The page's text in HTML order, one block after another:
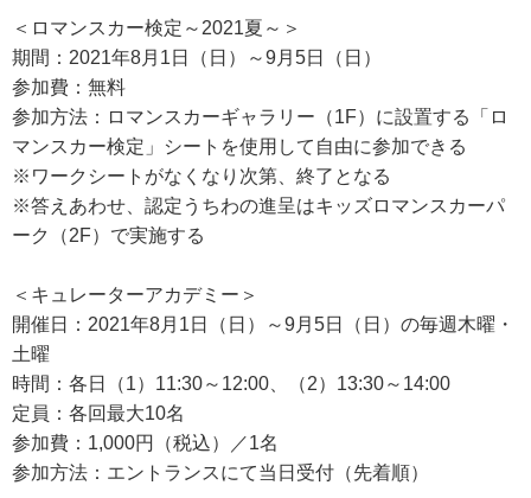
＜ロマンスカー検定～2021夏～＞
期間：2021年8月1日（日）～9月5日（日）
参加費：無料
参加方法：ロマンスカーギャラリー（1F）に設置する「ロ
マンスカー検定」シートを使用して自由に参加できる
※ワークシートがなくなり次第、終了となる
※答えあわせ、認定うちわの進呈はキッズロマンスカーパ
ーク（2F）で実施する
＜キュレーターアカデミー＞
開催日：2021年8月1日（日）～9月5日（日）の毎週木曜・
土曜
時間：各日（1）11:30～12:00、（2）13:30～14:00
定員：各回最大10名
参加費：1,000円（税込）／1名
参加方法：エントランスにて当日受付（先着順）